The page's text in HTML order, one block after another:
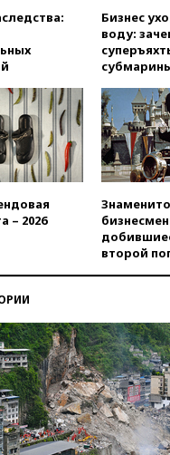
Бизнес
воду:
– 2026
второй